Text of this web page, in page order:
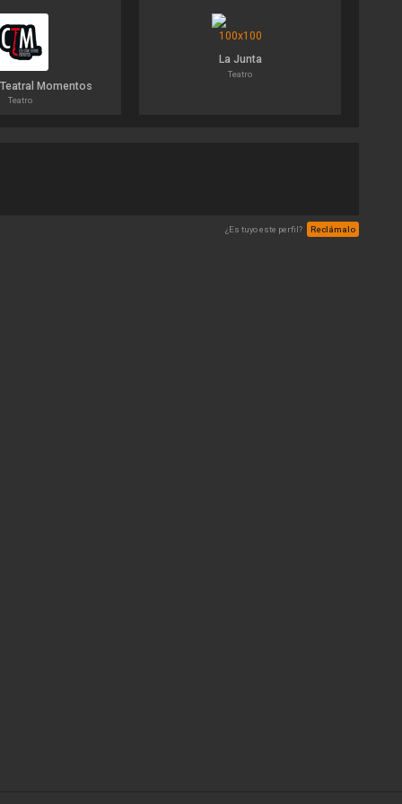
Momentos
Teatro
La Junta
Teatro
¿Es tuyo este perfil? Reclámalo